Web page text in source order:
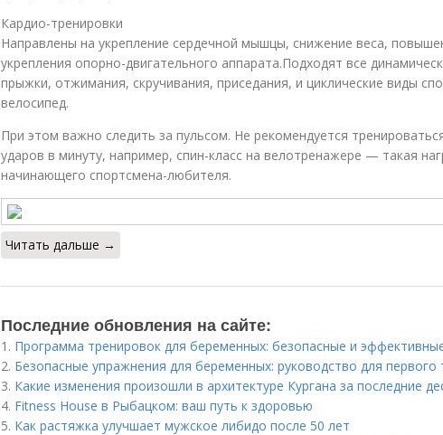
Кардио-тренировки
Направлены на укрепление сердечной мышцы, снижение веса,
укрепления опорно-двигательного аппарата.Подходят все
прыжки, отжимания, скручивания, приседания, и циклические виды
велосипед.
При этом важно следить за пульсом. Не рекомендуется
ударов в минуту, например, спин-класс на велотренажере — такая
начинающего спортсмена-любителя.
Читать дальше →
Последние обновления на сайте:
1. Программа тренировок для беременных: безопасные и
2. Безопасные упражнения для беременных: руководство для первого
3. Какие изменения произошли в архитектуре Кургана за последние
4. Fitness House в Рыбацком: ваш путь к здоровью
5. Как растяжка улучшает мужское либидо после 50 лет